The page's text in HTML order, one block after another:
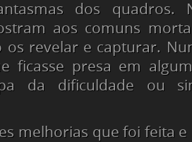
dos quadros.
aos comuns
os revelar e capturar.
ficasse presa em
da dificuldade ou
melhorias que foi feita